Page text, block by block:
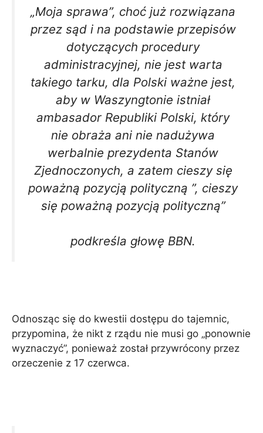
„Moja sprawa”, choć już rozwiązana
przez sąd i na podstawie przepisów
dotyczących procedury
administracyjnej, nie jest warta
takiego tarku, dla Polski ważne jest,
aby w Waszyngtonie istniał
ambasador Republiki Polski, który
nie obraża ani nie nadużywa
werbalnie prezydenta Stanów
Zjednoczonych, a zatem cieszy się
poważną pozycją polityczną ”, cieszy
się poważną pozycją polityczną”
podkreśla głowę BBN.
Odnosząc się do kwestii dostępu do tajemnic,
przypomina, że ​​nikt z rządu nie musi go „ponownie
wyznaczyć”, ponieważ został przywrócony przez
orzeczenie z 17 czerwca.